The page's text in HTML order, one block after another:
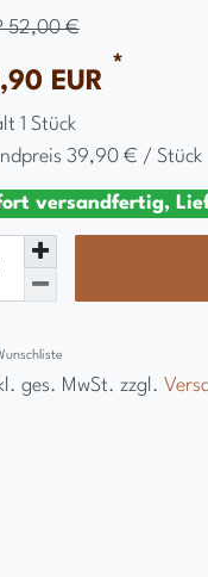
52,00 €
EUR
*
1 Stück
39,90 € / Stück
versandfertig,
ges. MwSt. zzgl.